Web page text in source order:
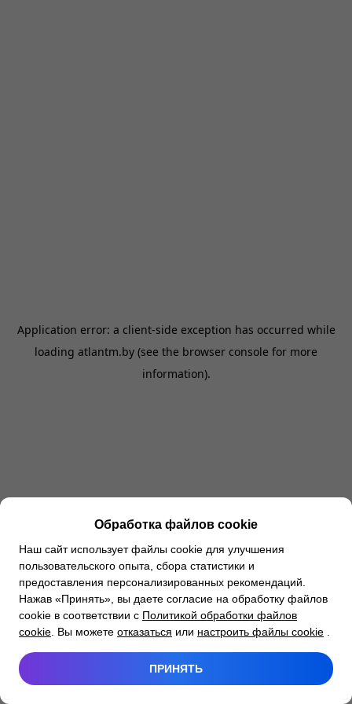
Application error: a client-side exception has occurred while
loading atlantm.by (see the browser console for more
information).
Обработка файлов cookie
Наш сайт использует файлы cookie для улучшения
пользовательского опыта, сбора статистики и
предоставления персонализированных рекомендаций.
Нажав «Принять», вы даете согласие на обработку файлов
cookie в соответствии с Политикой обработки файлов
cookie . Вы можете отказаться или настроить файлы cookie
ПРИНЯТЬ